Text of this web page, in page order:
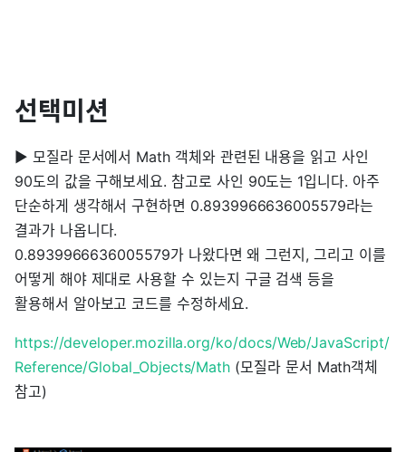
선택미션
▶ 모질라 문서에서 Math 객체와 관련된 내용을 읽고 사인
90도의 값을 구해보세요. 참고로 사인 90도는 1입니다. 아주
단순하게 생각해서 구현하면 0.8939966636005579라는
결과가 나옵니다.
0.8939966636005579가 나왔다면 왜 그런지, 그리고 이를
어떻게 해야 제대로 사용할 수 있는지 구글 검색 등을
활용해서 알아보고 코드를 수정하세요.
https://developer.mozilla.org/ko/docs/Web/JavaScript/
Reference/Global_Objects/Math (모질라 문서 Math객체
참고)